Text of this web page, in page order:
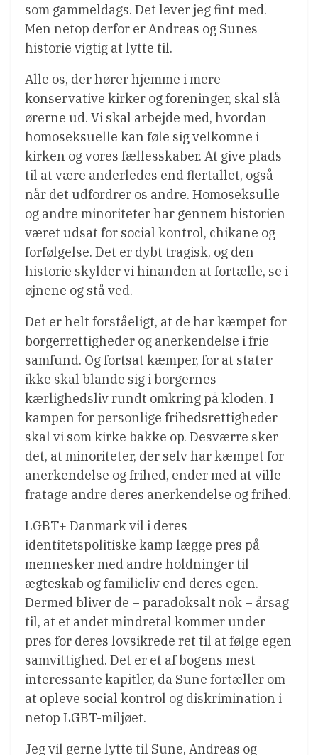
som gammeldags. Det lever jeg fint med.
Men netop derfor er Andreas og Sunes
historie vigtig at lytte til.
Alle os, der hører hjemme i mere
konservative kirker og foreninger, skal slå
ørerne ud. Vi skal arbejde med, hvordan
homoseksuelle kan føle sig velkomne i
kirken og vores fællesskaber. At give plads
til at være anderledes end flertallet, også
når det udfordrer os andre. Homoseksulle
og andre minoriteter har gennem historien
været udsat for social kontrol, chikane og
forfølgelse. Det er dybt tragisk, og den
historie skylder vi hinanden at fortælle, se i
øjnene og stå ved.
Det er helt forståeligt, at de har kæmpet for
borgerrettigheder og anerkendelse i frie
samfund. Og fortsat kæmper, for at stater
ikke skal blande sig i borgernes
kærlighedsliv rundt omkring på kloden. I
kampen for personlige frihedsrettigheder
skal vi som kirke bakke op. Desværre sker
det, at minoriteter, der selv har kæmpet for
anerkendelse og frihed, ender med at ville
fratage andre deres anerkendelse og frihed.
LGBT+ Danmark vil i deres
identitetspolitiske kamp lægge pres på
mennesker med andre holdninger til
ægteskab og familieliv end deres egen.
Dermed bliver de – paradoksalt nok – årsag
til, at et andet mindretal kommer under
pres for deres lovsikrede ret til at følge egen
samvittighed. Det er et af bogens mest
interessante kapitler, da Sune fortæller om
at opleve social kontrol og diskrimination i
netop LGBT-miljøet.
Jeg vil gerne lytte til Sune, Andreas og